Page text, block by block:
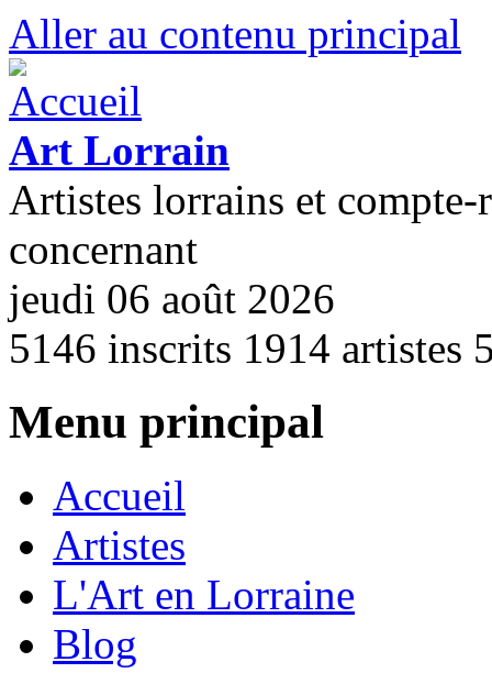
Aller au contenu principal
Art Lorrain
Artistes lorrains et compte-
concernant
jeudi 06 août 2026
5146 inscrits 1914 artistes
Menu principal
Accueil
Artistes
L'Art en Lorraine
Blog